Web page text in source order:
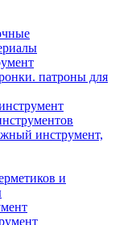
патроны для
инструмент,
и